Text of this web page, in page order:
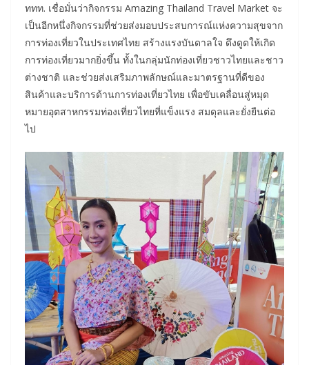
ททท. เชื่อมั่นว่ากิจกรรม Amazing Thailand Travel Market จะ
เป็นอีกหนึ่งกิจกรรมที่ช่วยส่งมอบประสบการณ์แห่งความสุขจาก
การท่องเที่ยวในประเทศไทย สร้างแรงบันดาลใจ ดึงดูดให้เกิด
การท่องเที่ยวมากยิ่งขึ้น ทั้งในกลุ่มนักท่องเที่ยวชาวไทยและชาว
ต่างชาติ และช่วยส่งเสริมภาพลักษณ์และมาตรฐานที่ดีของ
สินค้าและบริการด้านการท่องเที่ยวไทย เพื่อขับเคลื่อนสู่หมุด
หมายอุตสาหกรรมท่องเที่ยวไทยที่แข็งแรง สมดุลและยั่งยืนต่อ
ไป